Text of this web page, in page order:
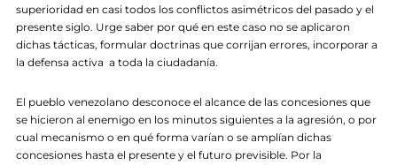
superioridad en casi todos los conflictos asimétricos del pasado y el
presente siglo. Urge saber por qué en este caso no se aplicaron
dichas tácticas, formular doctrinas que corrijan errores, incorporar a
la defensa activa a toda la ciudadanía.
El pueblo venezolano desconoce el alcance de las concesiones que
se hicieron al enemigo en los minutos siguientes a la agresión, o por
cual mecanismo o en qué forma varían o se amplían dichas
concesiones hasta el presente y el futuro previsible. Por la